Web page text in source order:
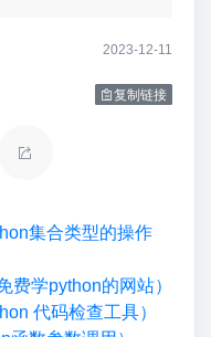
2023-12-11
复制链接
集合类型的操作
费学python的网站）
代码检查工具）